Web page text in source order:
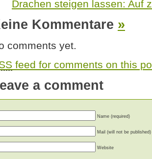
Drachen steigen lassen: Auf
Kommentare »
comments yet.
feed for comments on this
a comment
Name (required)
Mail (will not be published)
Website